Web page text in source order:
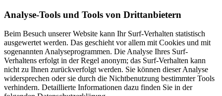
Analyse-Tools und Tools von Drittanbietern
Beim Besuch unserer Website kann Ihr Surf-Verhalten statistisch
ausgewertet werden. Das geschieht vor allem mit Cookies und mit
sogenannten Analyseprogrammen. Die Analyse Ihres Surf-
Verhaltens erfolgt in der Regel anonym; das Surf-Verhalten kann
nicht zu Ihnen zurückverfolgt werden. Sie können dieser Analyse
widersprechen oder sie durch die Nichtbenutzung bestimmter Tools
verhindern. Detaillierte Informationen dazu finden Sie in der